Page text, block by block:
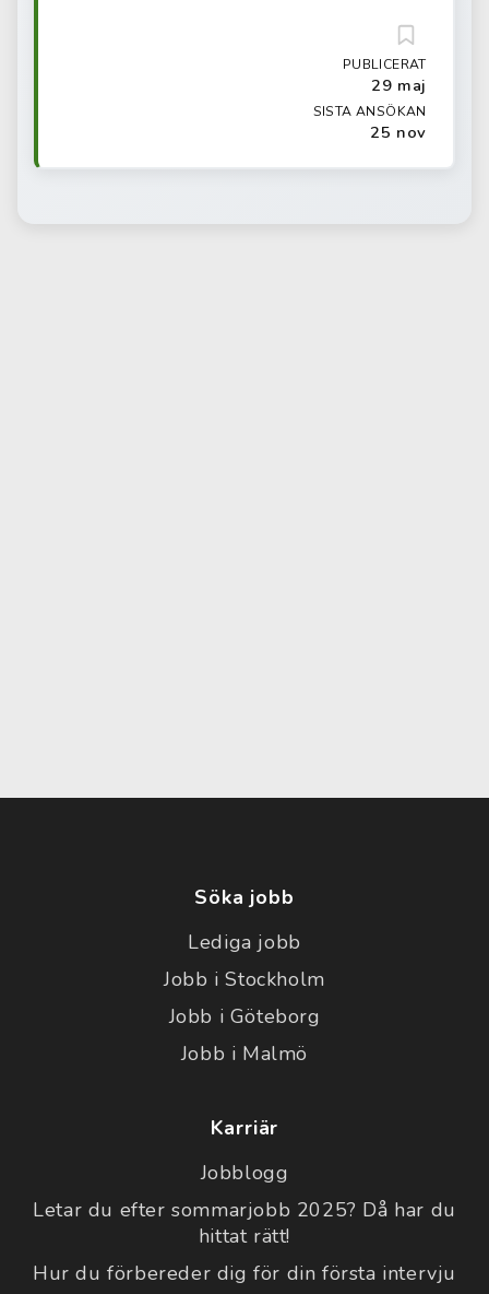
PUBLICERAT
29 maj
SISTA ANSÖKAN
25 nov
Söka jobb
Lediga jobb
Jobb i Stockholm
Jobb i Göteborg
Jobb i Malmö
Karriär
Jobblogg
Letar du efter sommarjobb 2025? Då har du
hittat rätt!
Hur du förbereder dig för din första intervju